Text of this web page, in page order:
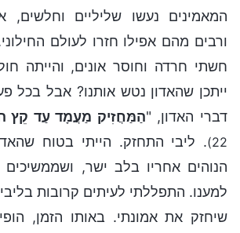
המאמינים נעשו שליליים וחלשים,
ורבים מהם אפילו חזרו לעולם
חשתי חרדה וחוסר אונים, והייתה
ייתכן שהאדון נטש אותנו? אבל בכל
דברי האדון, "הַמַּחֲזִיק מַעֲמָד עַד קֵץ
22) . ליבי התחזק. הייתי בטוח
הנוהים אחריו בלב ישר,
למענו. התפללתי לעיתים קרובות
שיחזק את אמונתי. באותו הזמן,